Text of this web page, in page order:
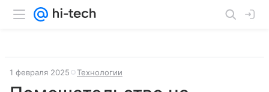
1 февраля 2025 Технологии